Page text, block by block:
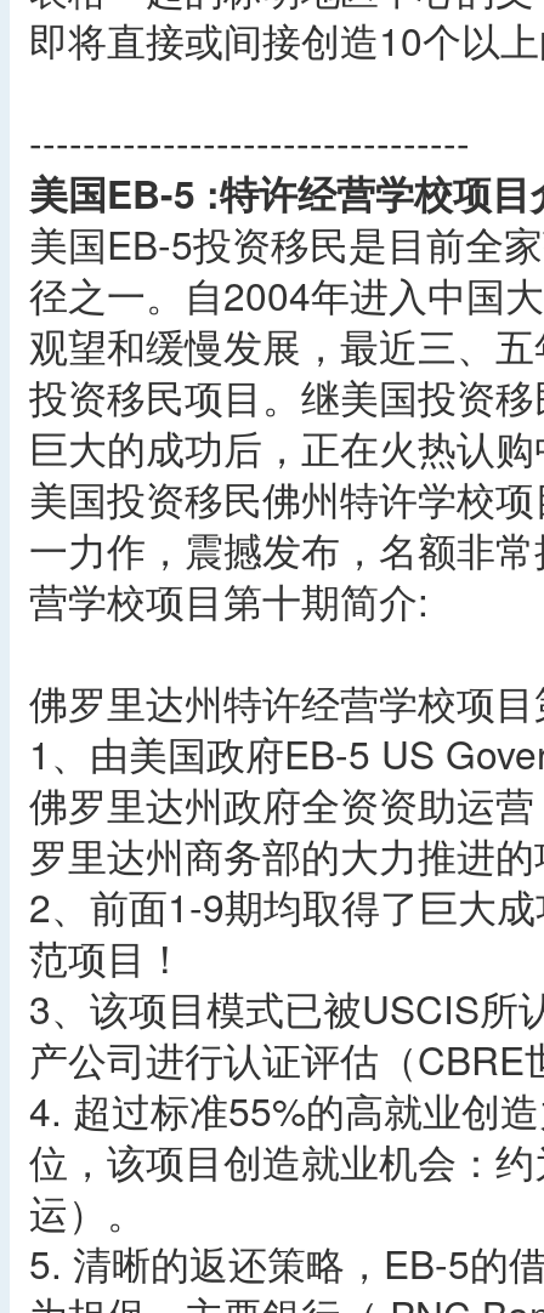
即将直接或间接创造10个以
---------------------------------
美国EB-5 :特许经营学校项目
美国EB-5投资移民是目前全
径之一。自2004年进入中国
观望和缓慢发展，最近三、
投资移民项目。继美国投资
巨大的成功后，正在火热认
美国投资移民佛州特许学校
一力作，震撼发布，名额非
营学校项目第十期简介:
佛罗里达州特许经营学校项
1、由美国政府EB-5 US
佛罗里达州政府全资资助运
罗里达州商务部的大力推进
2、前面1-9期均取得了巨大
范项目！
3、该项目模式已被USCIS所
产公司进行认证评估（CBRE
4. 超过标准55%的高就业创
位，该项目创造就业机会：
运）。
5. 清晰的返还策略，EB-5的